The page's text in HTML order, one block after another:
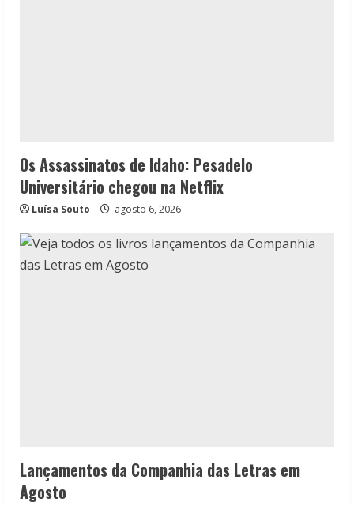
Os Assassinatos de Idaho: Pesadelo
Universitário chegou na Netflix
Luísa Souto agosto 6, 2026
Lançamentos da Companhia das Letras em
Agosto